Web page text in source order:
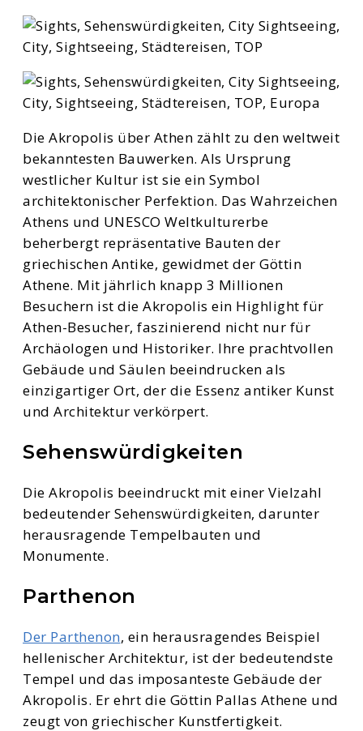
Die Akropolis über Athen zählt zu den weltweit
bekanntesten Bauwerken. Als Ursprung
westlicher Kultur ist sie ein Symbol
architektonischer Perfektion. Das Wahrzeichen
Athens und UNESCO Weltkulturerbe
beherbergt repräsentative Bauten der
griechischen Antike, gewidmet der Göttin
Athene. Mit jährlich knapp 3 Millionen
Besuchern ist die Akropolis ein Highlight für
Athen-Besucher, faszinierend nicht nur für
Archäologen und Historiker. Ihre prachtvollen
Gebäude und Säulen beeindrucken als
einzigartiger Ort, der die Essenz antiker Kunst
und Architektur verkörpert.
Sehenswürdigkeiten
Die Akropolis beeindruckt mit einer Vielzahl
bedeutender Sehenswürdigkeiten, darunter
herausragende Tempelbauten und
Monumente.
Parthenon
Der Parthenon, ein herausragendes Beispiel
hellenischer Architektur, ist der bedeutendste
Tempel und das imposanteste Gebäude der
Akropolis. Er ehrt die Göttin Pallas Athene und
zeugt von griechischer Kunstfertigkeit.